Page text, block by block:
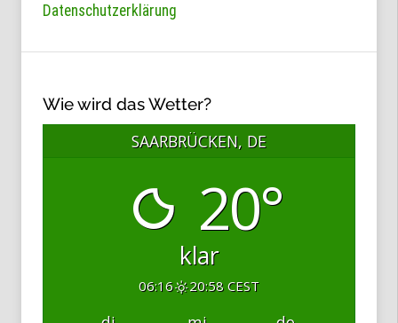
Datenschutzerklärung
Wie wird das Wetter?
SAARBRÜCKEN, DE
20°
klar
06:16 20:58 CEST